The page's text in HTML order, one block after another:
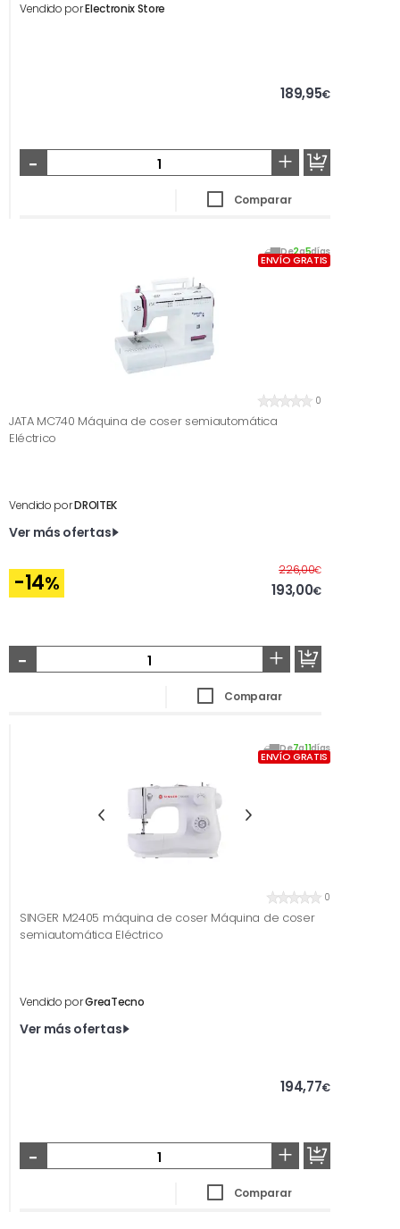
Vendido porElectronix Store
189,95€
- +
Comparar
De2a5días
ENVÍO GRATIS
0
JATA MC740 Máquina de coser semiautomática
Eléctrico
Vendido porDROITEK
Ver más ofertas
-14%
226,00€Antes
193,00€
- +
Comparar
De7a11días
ENVÍO GRATIS
0
SINGER M2405 máquina de coser Máquina de coser
semiautomática Eléctrico
Vendido porGreaTecno
Ver más ofertas
194,77€
- +
Comparar